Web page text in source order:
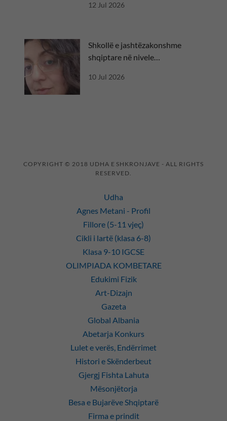
12 Jul 2026
Shkollë e jashtëzakonshme
shqiptare në nivele
10 Jul 2026
COPYRIGHT © 2018 UDHA E SHKRONJAVE - ALL RIGHTS
RESERVED.
Udha
Agnes Metani - Profil
Fillore (5-11 vjeç)
Cikli i lartë (klasa 6-8)
Klasa 9-10 IGCSE
OLIMPIADA KOMBETARE
Edukimi Fizik
Art-Dizajn
Gazeta
Global Albania
Abetarja Konkurs
Lulet e verës, Endërrimet
Histori e Skënderbeut
Gjergj Fishta Lahuta
Mësonjëtorja
Besa e Bujarëve Shqiptarë
Firma e prindit